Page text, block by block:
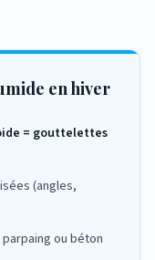
en hiver
= gouttelettes
(angles,
ou béton